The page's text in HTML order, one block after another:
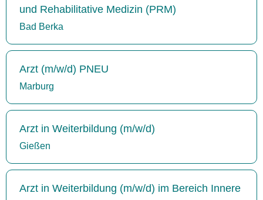
und Rehabilitative Medizin (PRM)
Bad Berka
Arzt (m/w/d) PNEU
Marburg
Arzt in Weiterbildung (m/w/d)
Gießen
Arzt in Weiterbildung (m/w/d) im Bereich Innere